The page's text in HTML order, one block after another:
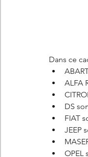
Dans ce
ALFA
DS
FIAT
JEEP
OPEL